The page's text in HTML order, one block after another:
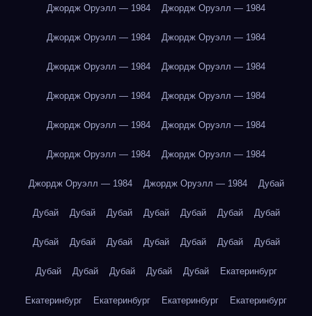
Джордж Оруэлл — 1984 Джордж Оруэлл — 1984
Джордж Оруэлл — 1984 Джордж Оруэлл — 1984
Джордж Оруэлл — 1984 Джордж Оруэлл — 1984
Джордж Оруэлл — 1984 Джордж Оруэлл — 1984
Джордж Оруэлл — 1984 Джордж Оруэлл — 1984
Джордж Оруэлл — 1984 Джордж Оруэлл — 1984
Джордж Оруэлл — 1984 Джордж Оруэлл — 1984 Дубай
Дубай Дубай Дубай Дубай Дубай Дубай Дубай
Дубай Дубай Дубай Дубай Дубай Дубай Дубай
Дубай Дубай Дубай Дубай Дубай Екатеринбург
Екатеринбург Екатеринбург Екатеринбург Екатеринбург